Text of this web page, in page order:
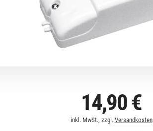
14,90 €
inkl. MwSt., zzgl. Versandkosten